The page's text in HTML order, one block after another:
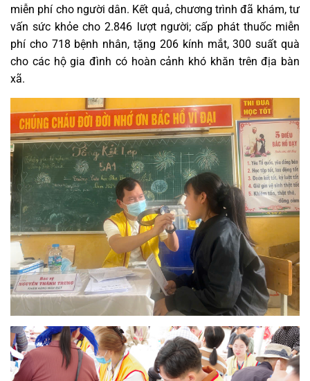
miễn phí cho người dân. Kết quả, chương trình đã khám, tư
vấn sức khỏe cho 2.846 lượt người; cấp phát thuốc miễn
phí cho 718 bệnh nhân, tặng 206 kính mắt, 300 suất quà
cho các hộ gia đình có hoàn cảnh khó khăn trên địa bàn
xã.